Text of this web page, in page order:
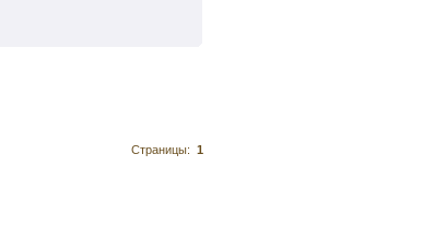
Страницы: 1